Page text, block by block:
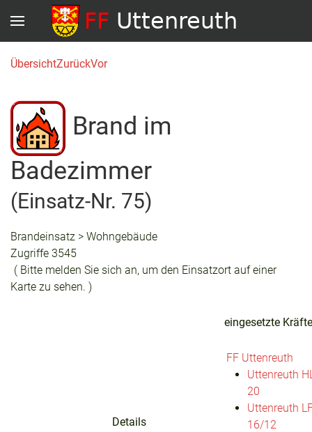
ÜbersichtZurückVor
Brand im
Badezimmer
(Einsatz-Nr. 75)
Brandeinsatz > Wohngebäude
Zugriffe 3545
( Bitte melden Sie sich an, um den Einsatzort auf einer
Karte zu sehen. )
Details
eingesetzte Kräfte
FF Uttenreuth
Uttenreuth
20
Uttenreuth
16/12